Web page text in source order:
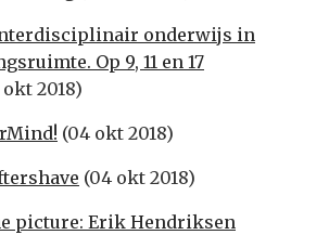
onderwijs in
Op 9, 11 en 17
2018)
(04 okt 2018)
(04 okt 2018)
picture: Erik Hendriksen